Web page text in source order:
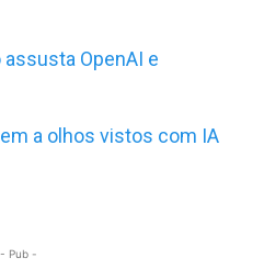
OpenAI e
a olhos vistos com IA
- Pub -